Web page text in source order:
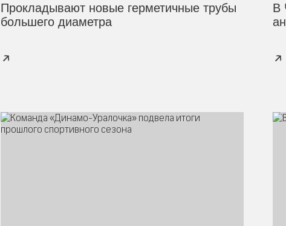
Прокладывают новые герметичные трубы
большего диаметра
В